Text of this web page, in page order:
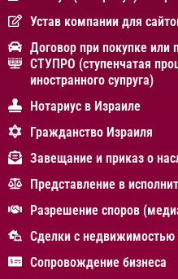
Устав компании для
Договор при покупке
СТУПРО (ступенчатая
иностранного супруга)
Нотариус в Израиле
Гражданство Израиля
Завещание и приказ о
Представление в
Разрешение споров
Сделки с недвижимостью
Сопровождение бизнеса